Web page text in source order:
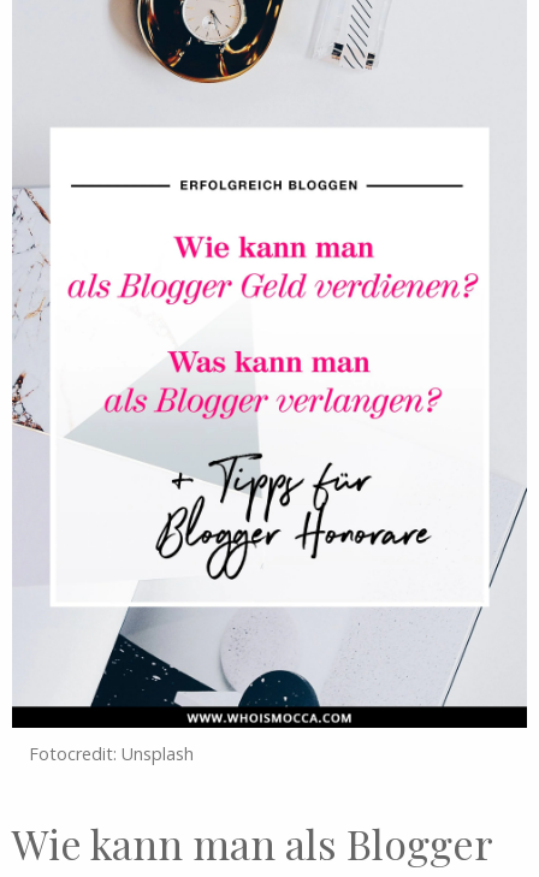
Fotocredit: Unsplash
Wie kann man als Blogger